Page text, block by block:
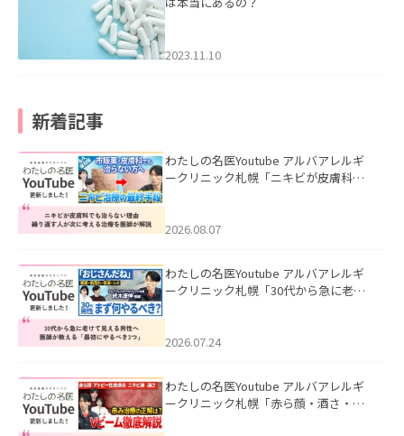
2023.11.10
新着記事
わたしの名医Youtube アルバアレルギ
ークリニック札幌「ニキビが皮膚科で
ました。
2026.08.07
わたしの名医Youtube アルバアレルギ
ークリニック札幌「30代から急に老け
た。
2026.07.24
わたしの名医Youtube アルバアレルギ
ークリニック札幌「赤ら顔・酒さ・ニ